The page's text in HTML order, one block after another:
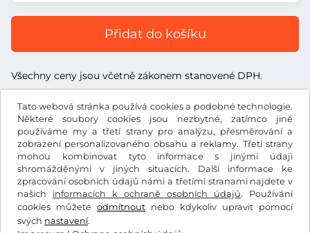
Tato webová stránka používá cookies a podobné technologie.
Některé soubory cookies jsou nezbytné, zatímco jiné
používáme my a třetí strany pro analýzu, přesměrování a
zobrazení personalizovaného obsahu a reklamy. Třetí strany
mohou kombinovat tyto informace s jinými údaji
shromážděnými v jiných situacích. Další informace ke
zpracování osobních údajů námi a třetími stranami najdete v
našich informacích k ochraně osobních údajů. Používání
cookies můžete odmítnout nebo kdykoliv upravit pomocí
svých nastavení.
Přidat do košíku
Všechny ceny jsou včetně zákonem stanovené DPH.
RON
Facebook Instagram
Všeobecné obchodní podmínky / Právo na odstoupení od